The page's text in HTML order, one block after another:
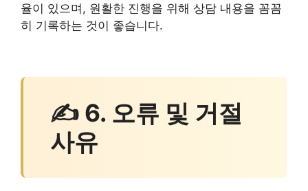
율이 있으며, 원활한 진행을 위해 상담 내용을 꼼꼼
히 기록하는 것이 좋습니다.
✍ 6. 오류 및 거절
사유